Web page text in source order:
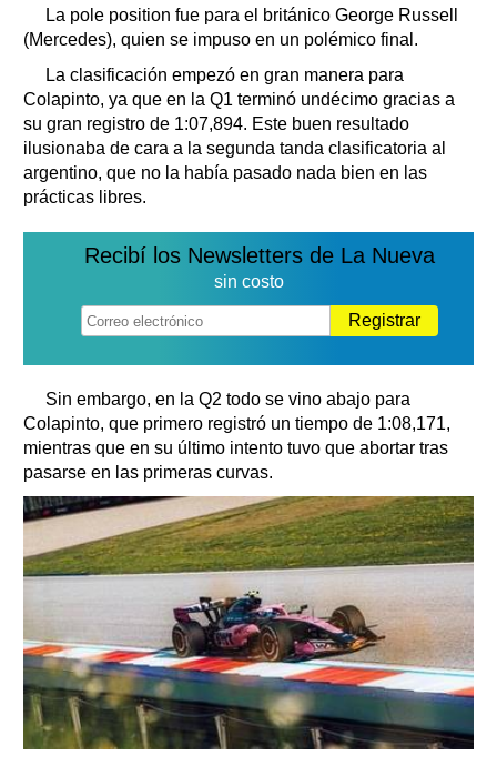
La pole position fue para el británico George Russell
(Mercedes), quien se impuso en un polémico final.
La clasificación empezó en gran manera para
Colapinto, ya que en la Q1 terminó undécimo gracias a
su gran registro de 1:07,894. Este buen resultado
ilusionaba de cara a la segunda tanda clasificatoria al
argentino, que no la había pasado nada bien en las
prácticas libres.
Recibí los Newsletters de La Nueva
sin costo
Registrar
Sin embargo, en la Q2 todo se vino abajo para
Colapinto, que primero registró un tiempo de 1:08,171,
mientras que en su último intento tuvo que abortar tras
pasarse en las primeras curvas.